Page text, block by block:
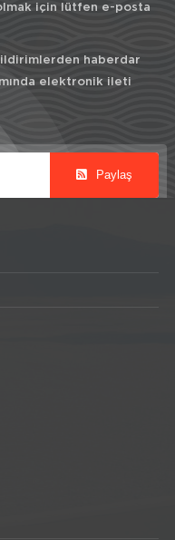
için lütfen e-posta
haberdar
elektronik ileti
Paylaş